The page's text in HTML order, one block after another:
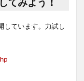
しています。力試し